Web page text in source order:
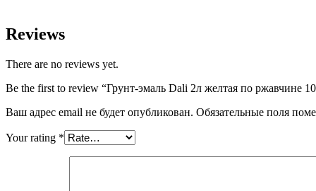
1021
quantity
Reviews
There are no reviews yet.
Be the first to review “Грунт-эмаль Dali 2л желтая по ржавчине
Ваш адрес email не будет опубликован. Обязательные поля
Your rating *